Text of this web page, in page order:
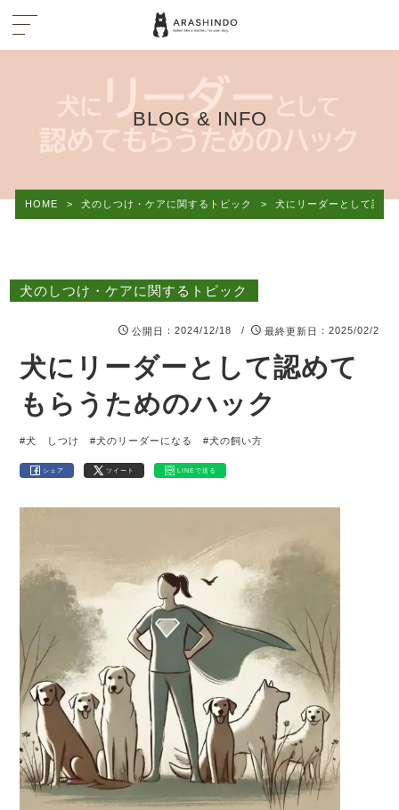
BLOG & INFO
HOME > 犬のしつけ・ケアに関するトピック > 犬にリーダーとして認め
犬のしつけ・ケアに関するトピック
公開日 ：2024/12/18 / 最終更新日 ：2025/02/2
犬にリーダーとして認めて
もらうためのハック
#犬 しつけ #犬のリーダーになる #犬の飼い方
シェア ツイート LINEで送る